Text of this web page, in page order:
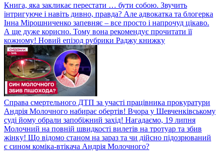
Книга, яка закликає перестати … бути собою. Звучить
інтригуюче і навіть дивно, правда? Але адвокатка та блогерка
Інна Мірошниченко запевняє – все просто і напрочуд цікаво.
А ще дуже корисно. Тому вона рекомендує прочитати її
кожному! Новий епізод рубрики Раджу книжку
Справа смертельного ДТП за участі працівника прокуратури
Андрія Молочного набирає обертів! Вчора у Шевченківському
суді йому обрали запобіжний захід! Нагадаємо, 19 липня
Молочний на повній швидкості вилетів на тротуар та збив
жінку! Що відомо станом на зараз та чи дійсно підозрюваний
є сином коміка-втікача Андрія Молочного?